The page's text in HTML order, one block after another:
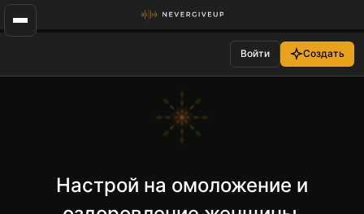
Войти Создать
Настрой на омоложение и